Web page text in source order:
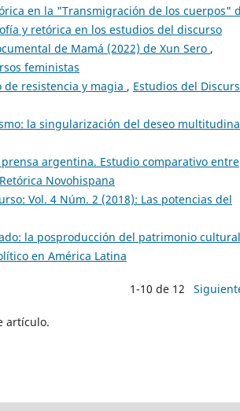
en la "Transmigración de los cuerpos"
y retórica en los estudios del discurso
de Mamá (2022) de Xun Sero ,
feministas
de resistencia y magia , Estudios del
la singularización del deseo
argentina. Estudio comparativo entre
Novohispana
Vol. 4 Núm. 2 (2018): Las potencias del
la posproducción del patrimonio
en América Latina
1-10 de 12
artículo.